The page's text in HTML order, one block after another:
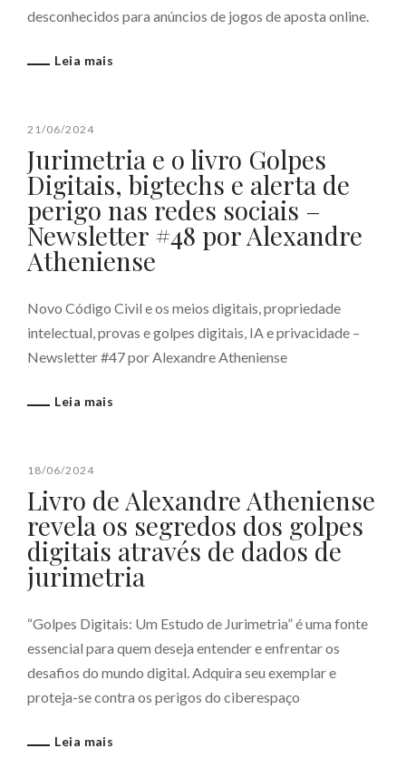
desconhecidos para anúncios de jogos de aposta online.
Leia mais
21/06/2024
Jurimetria e o livro Golpes
Digitais, bigtechs e alerta de
perigo nas redes sociais –
Newsletter #48 por Alexandre
Atheniense
Novo Código Civil e os meios digitais, propriedade
intelectual, provas e golpes digitais, IA e privacidade –
Newsletter #47 por Alexandre Atheniense
Leia mais
18/06/2024
Livro de Alexandre Atheniense
revela os segredos dos golpes
digitais através de dados de
jurimetria
“Golpes Digitais: Um Estudo de Jurimetria” é uma fonte
essencial para quem deseja entender e enfrentar os
desafios do mundo digital. Adquira seu exemplar e
proteja-se contra os perigos do ciberespaço
Leia mais